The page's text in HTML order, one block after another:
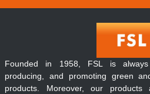
Founded in 1958, FSL is always
producing, and promoting green
products. Moreover, our